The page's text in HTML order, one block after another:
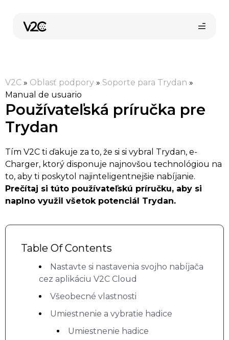
V2C » Oblasť podpory » Soporte para Trydan »
Manual de usuario
Používateľská príručka pre
Trydan
Tím V2C ti ďakuje za to, že si si vybral Trydan, e-
Charger, ktorý disponuje najnovšou technológiou na
to, aby ti poskytol najinteligentnejšie nabíjanie.
Prečítaj si túto používateľskú príručku, aby si
naplno využil všetok potenciál Trydan.
Table Of Contents
Nastavte si nastavenia svojho nabíjača
cez aplikáciu V2C Cloud
Všeobecné vlastnosti
Umiestnenie a vybratie hadice
Umiestnenie hadice